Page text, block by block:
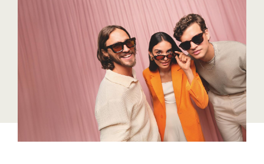
Designer Outlets Parndorf und Salzburg
FG UBIT Salzburg
foodaffairs